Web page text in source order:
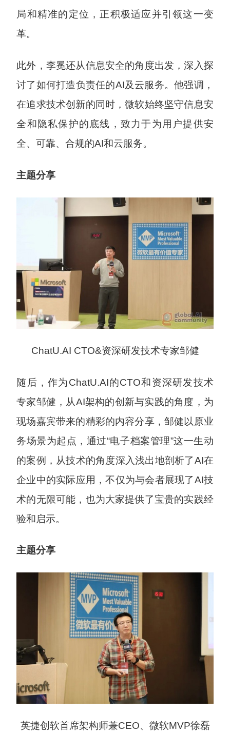
局和精准的定位，正积极适应并引领这一变
革。
此外，李冕还从信息安全的角度出发，深入探
讨了如何打造负责任的AI及云服务。他强调，
在追求技术创新的同时，微软始终坚守信息安
全和隐私保护的底线，致力于为用户提供安
全、可靠、合规的AI和云服务。
主题分享
ChatU.AI CTO&资深研发技术专家邹健
随后，作为ChatU.AI的CTO和资深研发技术
专家邹健，从AI架构的创新与实践的角度，为
现场嘉宾带来的精彩的内容分享，邹健以原业
务场景为起点，通过“电子档案管理”这一生动
的案例，从技术的角度深入浅出地剖析了AI在
企业中的实际应用，不仅为与会者展现了AI技
术的无限可能，也为大家提供了宝贵的实践经
验和启示。
主题分享
英捷创软首席架构师兼CEO、微软MVP徐磊